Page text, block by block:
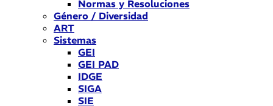
Normas y Resoluciones
Género / Diversidad
ART
Sistemas
GEI
GEI PAD
IDGE
SIGA
SIE